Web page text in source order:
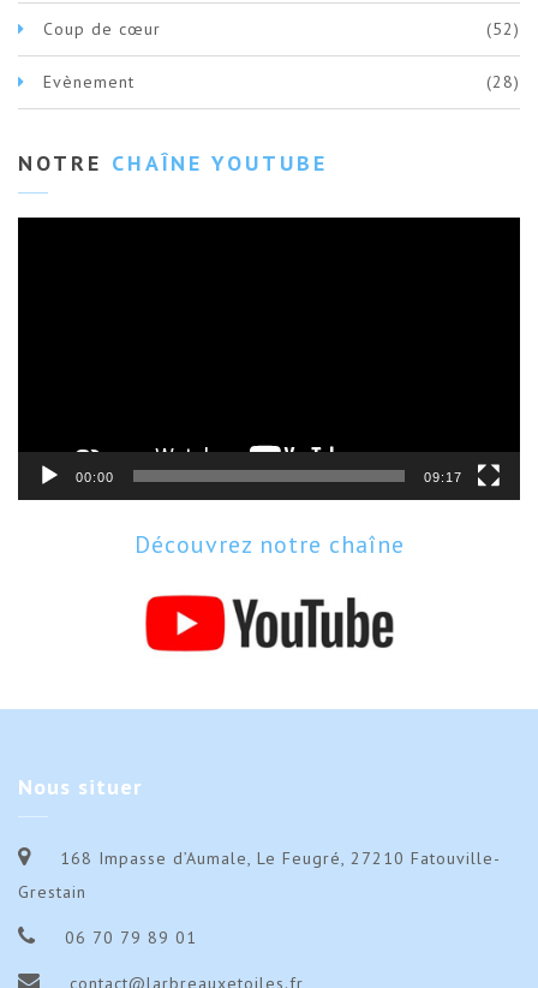
Coup de cœur (52)
Evènement (28)
NOTRE CHAÎNE YOUTUBE
00:00 09:17
Découvrez notre chaîne
Nous situer
168 Impasse d’Aumale, Le Feugré, 27210 Fatouville-
Grestain
06 70 79 89 01
contact@larbreauxetoiles.fr